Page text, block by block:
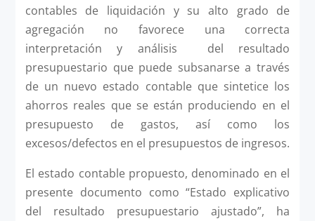
contables de liquidación y su alto grado de
agregación no favorece una correcta
interpretación y análisis del resultado
presupuestario que puede subsanarse a través
de un nuevo estado contable que sintetice los
ahorros reales que se están produciendo en el
presupuesto de gastos, así como los
excesos/defectos en el presupuestos de ingresos.
El estado contable propuesto, denominado en el
presente documento como “Estado explicativo
del resultado presupuestario ajustado”, ha